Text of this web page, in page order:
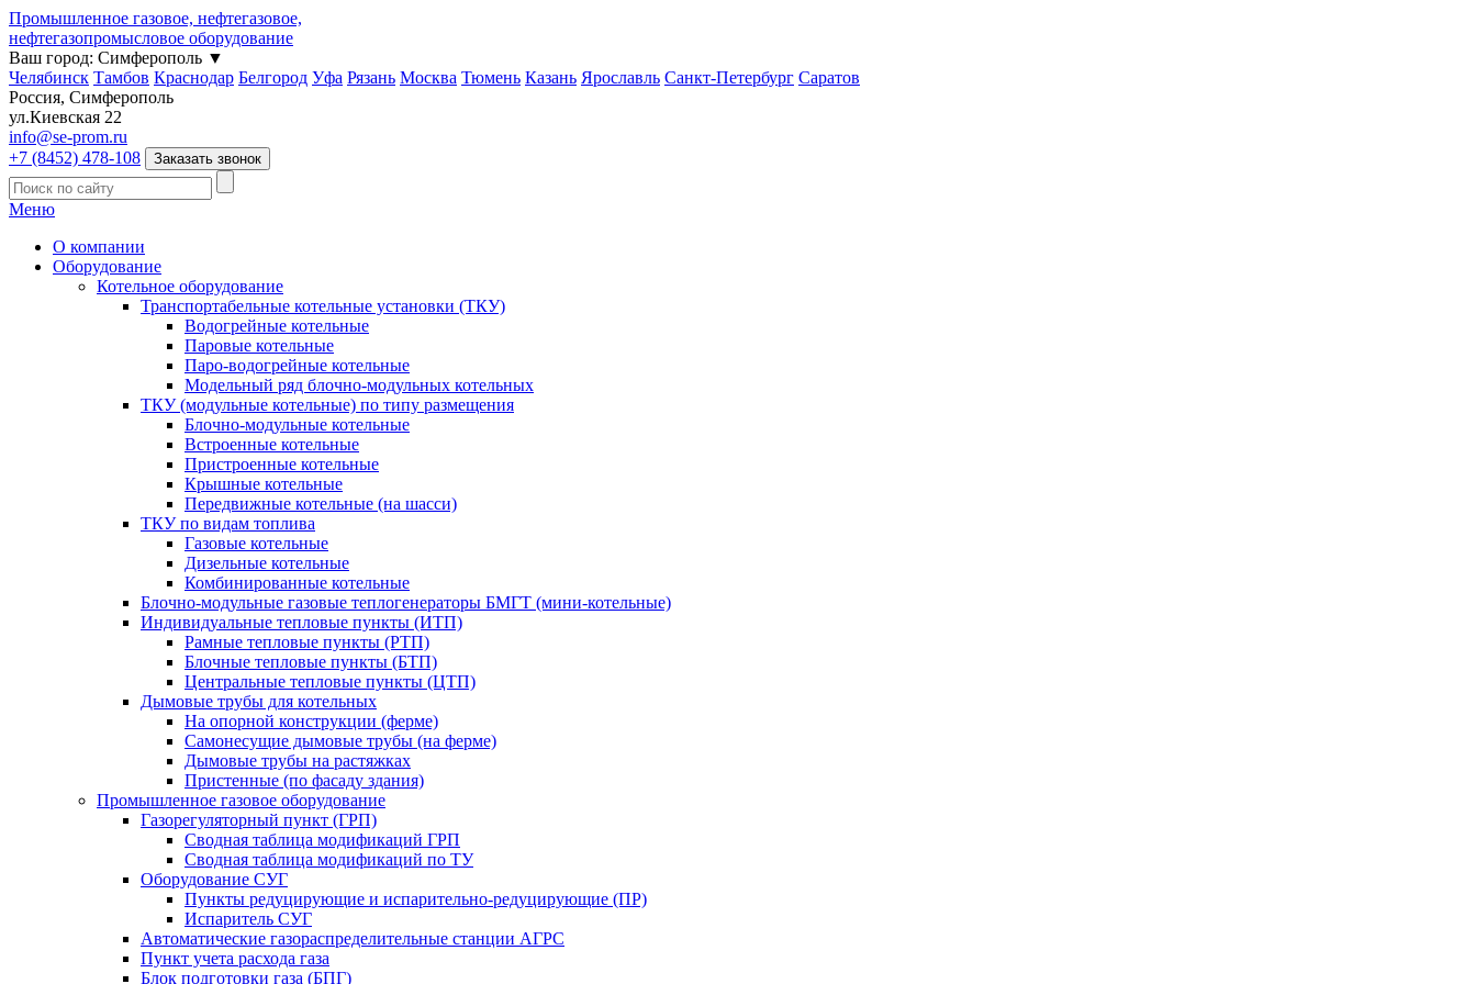
Промышленное газовое, нефтегазовое,
нефтегазопромысловое оборудование
Ваш город: Симферополь ▼
Челябинск Тамбов Краснодар Белгород Уфа Рязань Москва Тюмень Казань Ярославль Санкт-Петербург Саратов
Россия, Симферополь
ул.Киевская 22
info@se-prom.ru
+7 (8452) 478-108
Заказать звонок
Меню
О компании
Оборудование
Котельное оборудование
Транспортабельные котельные установки (ТКУ)
Водогрейные котельные
Паровые котельные
Паро-водогрейные котельные
Модельный ряд блочно-модульных котельных
ТКУ (модульные котельные) по типу размещения
Блочно-модульные котельные
Встроенные котельные
Пристроенные котельные
Крышные котельные
Передвижные котельные (на шасси)
ТКУ по видам топлива
Газовые котельные
Дизельные котельные
Комбинированные котельные
Блочно-модульные газовые теплогенераторы БМГТ (мини-котельные)
Индивидуальные тепловые пункты (ИТП)
Рамные тепловые пункты (РТП)
Блочные тепловые пункты (БТП)
Центральные тепловые пункты (ЦТП)
Дымовые трубы для котельных
На опорной конструкции (ферме)
Самонесущие дымовые трубы (на ферме)
Дымовые трубы на растяжках
Пристенные (по фасаду здания)
Промышленное газовое оборудование
Газорегуляторный пункт (ГРП)
Сводная таблица модификаций ГРП
Сводная таблица модификаций по ТУ
Оборудование СУГ
Пункты редуцирующие и испарительно-редуцирующие (ПР)
Испаритель СУГ
Автоматические газораспределительные станции АГРС
Пункт учета расхода газа
Блок подготовки газа (БПГ)